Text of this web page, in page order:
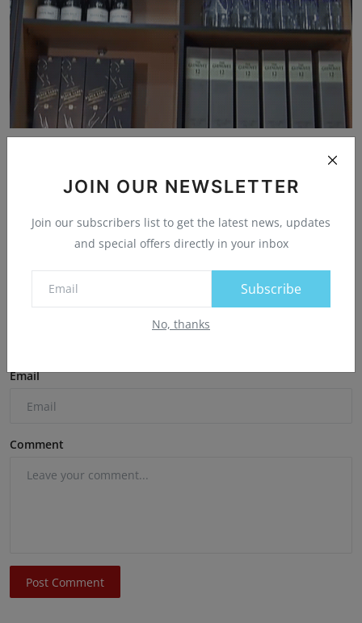
JOIN OUR NEWSLETTER
Join our subscribers list to get the latest news, updates
and special offers directly in your inbox
Subscribe
No, thanks
Name
Email
Comment
Post Comment